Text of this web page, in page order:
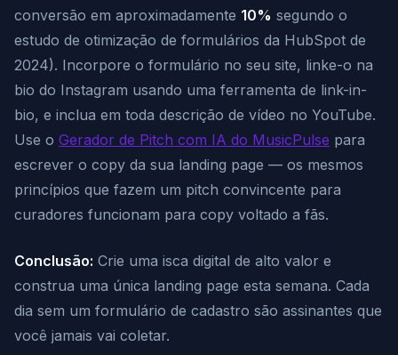
conversão em aproximadamente 10% segundo o
estudo de otimização de formulários da HubSpot de
2024). Incorpore o formulário no seu site, linke-o na
bio do Instagram usando uma ferramenta de link-in-
bio, e inclua em toda descrição de vídeo no YouTube.
Use o Gerador de Pitch com IA do MusicPulse para
escrever o copy da sua landing page — os mesmos
princípios que fazem um pitch convincente para
curadores funcionam para copy voltado a fãs.
Conclusão: Crie uma isca digital de alto valor e
construa uma única landing page esta semana. Cada
dia sem um formulário de cadastro são assinantes que
você jamais vai coletar.